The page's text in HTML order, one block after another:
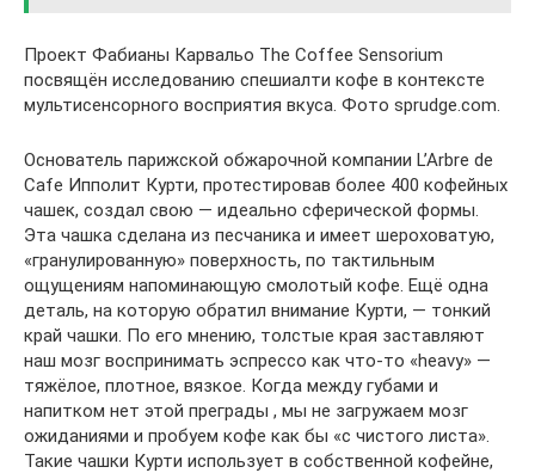
Проект Фабианы Карвальо The Coffee Sensorium
посвящён исследованию спешиалти кофе в контексте
мультисенсорного восприятия вкуса. Фото sprudge.com.
Основатель парижской обжарочной компании L’Arbre de
Сafe Ипполит Курти, протестировав более 400 кофейных
чашек, создал свою — идеально сферической формы.
Эта чашка сделана из песчаника и имеет шероховатую,
«гранулированную» поверхность, по тактильным
ощущениям напоминающую смолотый кофе. Ещё одна
деталь, на которую обратил внимание Курти, — тонкий
край чашки. По его мнению, толстые края заставляют
наш мозг воспринимать эспрессо как что-то «heavy» —
тяжёлое, плотное, вязкое. Когда между губами и
напитком нет этой преграды , мы не загружаем мозг
ожиданиями и пробуем кофе как бы «с чистого листа».
Такие чашки Курти использует в собственной кофейне,